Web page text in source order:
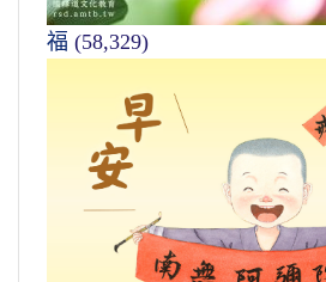
福 (58,329)